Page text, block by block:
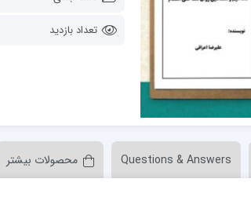
تعداد بازدید
Questions & Answers محصولات بیشتر